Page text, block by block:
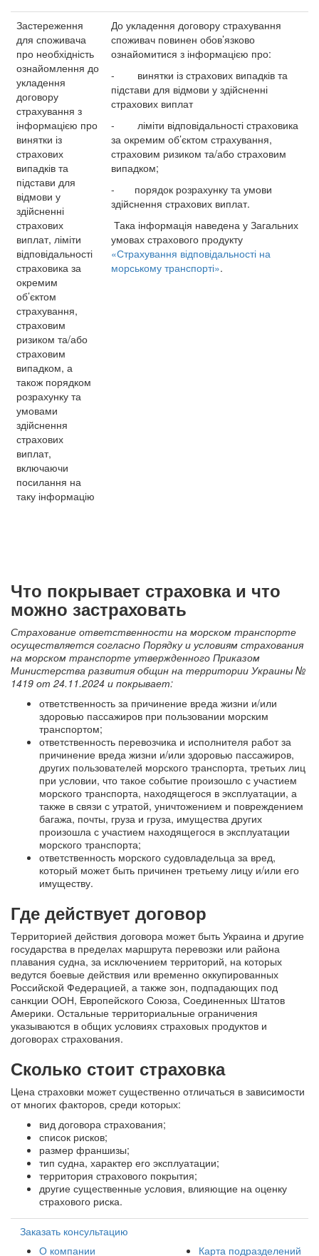
Застереження
для споживача
про необхідність
ознайомлення до
укладення
договору
страхування з
інформацією про
винятки із
страхових
випадків та
підстави для
відмови у
здійсненні
страхових
виплат, ліміти
відповідальності
страховика за
окремим
об’єктом
страхування,
страховим
ризиком та/або
страховим
випадком, а
також порядком
розрахунку та
умовами
здійснення
страхових
виплат,
включаючи
посилання на
таку інформацію
До укладення договору страхування
споживач повинен обов’язково
ознайомитися з інформацією про:
- винятки із страхових випадків та
підстави для відмови у здійсненні
страхових виплат
- ліміти відповідальності страховика
за окремим об’єктом страхування,
страховим ризиком та/або страховим
випадком;
- порядок розрахунку та умови
здійснення страхових виплат.
Така інформація наведена у Загальних
умовах страхового продукту
«Страхування відповідальності на
морському транспорті».
Что покрывает страховка и что
можно застраховать
Страхование ответственности на морском транспорте
осуществляется согласно Порядку и условиям страхования
на морском транспорте утвержденного Приказом
Министерства развития общин на территории Украины №
1419 от 24.11.2024 и покрывает:
ответственность за причинение вреда жизни и/или
здоровью пассажиров при пользовании морским
транспортом;
ответственность перевозчика и исполнителя работ за
причинение вреда жизни и/или здоровью пассажиров,
других пользователей морского транспорта, третьих лиц
при условии, что такое событие произошло с участием
морского транспорта, находящегося в эксплуатации, а
также в связи с утратой, уничтожением и повреждением
багажа, почты, груза и груза, имущества других
произошла с участием находящегося в эксплуатации
морского транспорта;
ответственность морского судовладельца за вред,
который может быть причинен третьему лицу и/или его
имуществу.
Где действует договор
Территорией действия договора может быть Украина и другие
государства в пределах маршрута перевозки или района
плавания судна, за исключением территорий, на которых
ведутся боевые действия или временно оккупированных
Российской Федерацией, а также зон, подпадающих под
санкции ООН, Европейского Союза, Соединенных Штатов
Америки. Остальные территориальные ограничения
указываются в общих условиях страховых продуктов и
договорах страхования.
Сколько стоит страховка
Цена страховки может существенно отличаться в зависимости
от многих факторов, среди которых:
вид договора страхования;
список рисков;
размер франшизы;
тип судна, характер его эксплуатации;
территория страхового покрытия;
другие существенные условия, влияющие на оценку
страхового риска.
Заказать консультацию
О компании
Карта подразделений